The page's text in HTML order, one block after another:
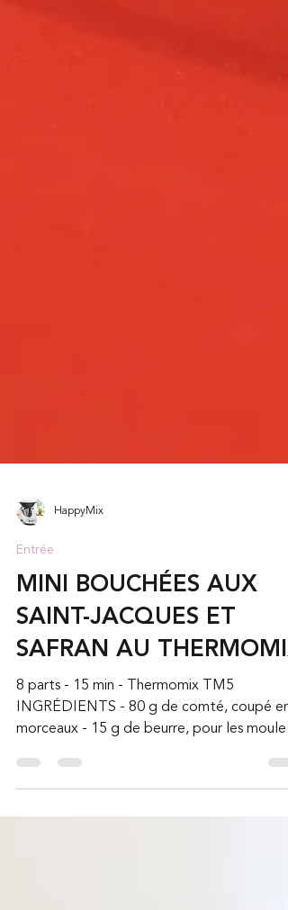
HappyMix
Entrée
MINI BOUCHÉES AUX
SAINT-JACQUES ET
SAFRAN AU
8 parts - 15 min - Thermomix TM5
INGRÉDIENTS - 80 g de comté, coupé en